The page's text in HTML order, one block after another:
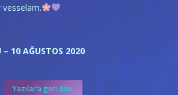
– 10 AĞUSTOS 2020
Yazılar’a geri dön.